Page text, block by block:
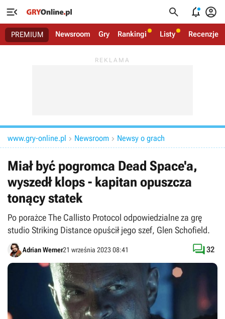
   
PREMIUM Newsroom Gry Rankingi Listy Recenzje
www.gry-online.pl  Newsroom  Newsy o grach
Miał być pogromca Dead Space'a,
wyszedł klops - kapitan opuszcza
tonący statek
Po porażce The Callisto Protocol odpowiedzialne za grę
studio Striking Distance opuścił jego szef, Glen Schofield.
Adrian Werner21 września 2023 08:41 32